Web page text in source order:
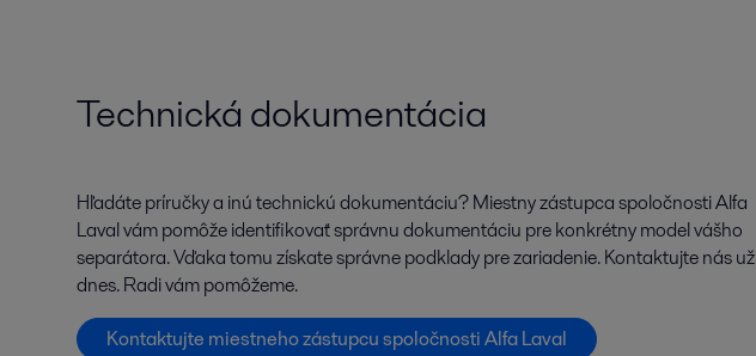
Technická dokumentácia
Hľadáte príručky a inú technickú dokumentáciu? Miestny zástupca spoločnosti Alfa
Laval vám pomôže identifikovať správnu dokumentáciu pre konkrétny model vášho
separátora. Vďaka tomu získate správne podklady pre zariadenie. Kontaktujte nás už
dnes. Radi vám pomôžeme.
Kontaktujte miestneho zástupcu spoločnosti Alfa Laval